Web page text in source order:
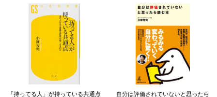
「持ってる人」が持っている共通点
自分は評価されていないと思ったら